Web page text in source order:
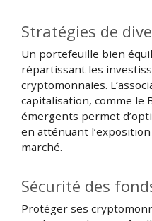
Stratégies de
Un portefeuille bien
répartissant les
cryptomonnaies.
capitalisation, comme le
émergents permet
en atténuant
marché.
Sécurité des
Protéger ses